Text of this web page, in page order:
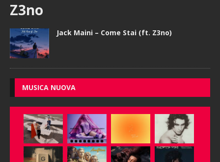
Z3no
Jack Maini – Come Stai (ft. Z3no)
MUSICA NUOVA